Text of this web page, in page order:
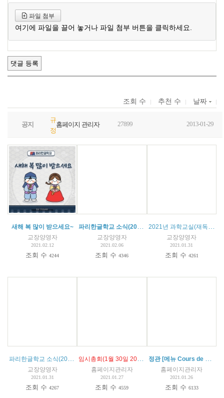
파일 첨부
여기에 파일을 끌어 놓거나 파일 첨부 버튼을 클릭하세요.
조회 수 추천 수 날짜
공지
규
정
홈페이지 관리자 27899 2013-01-29
새해 복 많이 받으세요~
교장양영자
2021.02.12
조회 수4244
파리한글학교 소식(2021. 02. 06)
교장양영자
2021.02.06
조회 수4346
2021년 과학교실(재독한국과학기술자협의회)
교장양영자
2021.01.31
조회 수 4261
파리한글학교 소식(2021.01.31)
교장양영자
2021.01.31
조회 수4267
임시총회(1월 30일 20시) 회의록 Assemblée Générale Extraordinaire
홈페이지관리자
2021.01.27
조회 수4559
정관 [메뉴 Cours de coréen 의 statuts 참고°]
홈페이지관리자
2021.01.26
조회 수 6133